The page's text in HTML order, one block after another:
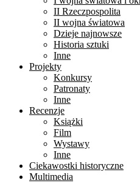
II Rzeczpospolita
II wojna światowa
Dzieje najnowsze
Historia sztuki
Inne
Projekty
Konkursy
Patronaty
Inne
Recenzje
Książki
Film
Wystawy
Inne
Ciekawostki historyczne
Multimedia